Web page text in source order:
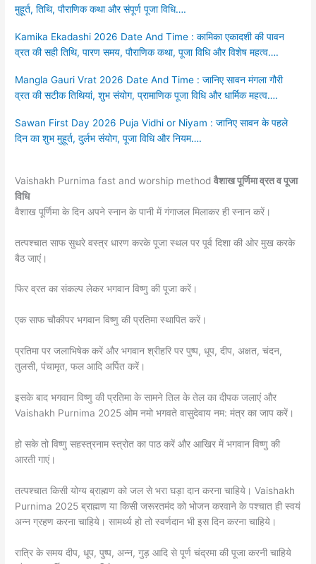
मुहूर्त, तिथि, पौराणिक कथा और संपूर्ण पूजा विधि….
Kamika Ekadashi 2026 Date And Time : कामिका एकादशी की पावन
व्रत की सही तिथि, पारण समय, पौराणिक कथा, पूजा विधि और विशेष महत्व….
Mangla Gauri Vrat 2026 Date And Time : जानिए सावन मंगला गौरी
व्रत की सटीक तिथियां, शुभ संयोग, प्रामाणिक पूजा विधि और धार्मिक महत्व….
Sawan First Day 2026 Puja Vidhi or Niyam : जानिए सावन के पहले
दिन का शुभ मुहूर्त, दुर्लभ संयोग, पूजा विधि और नियम….
Vaishakh Purnima fast and worship methodवैशाख पूर्णिमा व्रत व पूजा
विधि
वैशाख पूर्णिमा के दिन अपने स्नान के पानी में गंगाजल मिलाकर ही स्नान करें।
तत्पश्चात साफ सुथरे वस्त्र धारण करके पूजा स्थल पर पूर्व दिशा की ओर मुख करके
बैठ जाएं।
फिर व्रत का संकल्प लेकर भगवान विष्णु की पूजा करें।
एक साफ चौकीपर भगवान विष्णु की प्रतिमा स्थापित करें।
प्रतिमा पर जलाभिषेक करें और भगवान श्रीहरि पर पुष्प, धूप, दीप, अक्षत, चंदन,
तुलसी, पंचामृत, फल आदि अर्पित करें।
इसके बाद भगवान विष्णु की प्रतिमा के सामने तिल के तेल का दीपक जलाएं और
Vaishakh Purnima 2025 ओम नमो भगवते वासुदेवाय नम: मंत्र का जाप करें।
हो सके तो विष्णु सहस्त्रनाम स्त्रोत का पाठ करें और आखिर में भगवान विष्णु की
आरती गाएं।
तत्पश्चात किसी योग्य ब्राह्मण को जल से भरा घड़ा दान करना चाहिये। Vaishakh
Purnima 2025 ब्राह्मण या किसी जरूरतमंद को भोजन करवाने के पश्चात ही स्वयं
अन्न ग्रहण करना चाहिये। सामर्थ्य हो तो स्वर्णदान भी इस दिन करना चाहिये।
रात्रि के समय दीप, धूप, पुष्प, अन्न, गुड़ आदि से पूर्ण चंद्रमा की पूजा करनी चाहिये